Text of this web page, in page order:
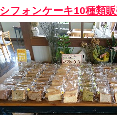
シフォンケーキ10種類